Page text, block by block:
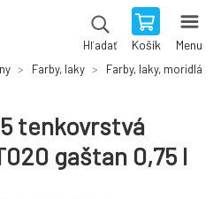
Hľadať Košík Menu
Farby, laky
Farby, laky, moridlá
tenkovrstvá
gaštan 0,75 l